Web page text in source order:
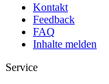
Kontakt
Feedback
FAQ
Inhalte melden
Service